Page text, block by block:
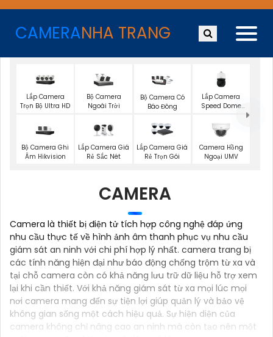
CAMERANHA TRANG
Lắp Camera
Trọn Bộ Ultra HD
Bộ Camera
Ngoài Trời
Bộ Camera Có
Báo Đông
Lắp Camera
Speed Dome
Bộ Camera Ghi
Âm Hikvision
Lắp Camera Giá
Rẻ Sắc Nét
Lắp Camera Giá
Rẻ Trọn Gói
Camera Hồng
Ngoại UMV
CAMERA
Camera là thiết bị điện tử tích hợp công nghệ đáp ứng
nhu cầu thực tế về hình ảnh âm thanh phục vụ nhu cầu
giám sát an ninh với chi phí hợp lý nhất. camera trang bị
các tính năng hiện đại như báo động chống trộm từ xa và
tại chỗ camera còn có khả năng lưu trữ dữ liệu hỗ trợ xem
lại khi cần thiết. Với khả năng giám sát từ xa mọi lúc mọi
nơi camera mang đến sự tiện lợi giúp quản lý và bảo vệ
không gian sống một cách hiệu quả. Sự hiện diện của
camera không chỉ nâng cao an ninh mà còn tạo nên một